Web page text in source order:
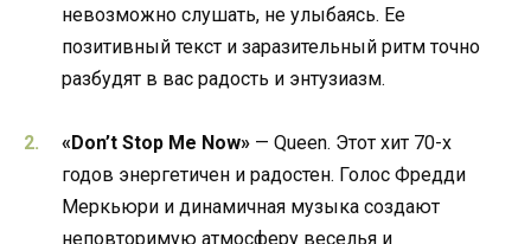
невозможно слушать, не улыбаясь. Ее
позитивный текст и заразительный ритм точно
разбудят в вас радость и энтузиазм.
«Don’t Stop Me Now» — Queen. Этот хит 70-х
годов энергетичен и радостен. Голос Фредди
Меркьюри и динамичная музыка создают
неповторимую атмосферу веселья и